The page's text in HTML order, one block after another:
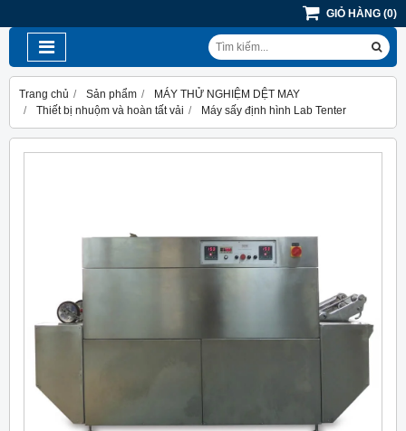
GIỎ HÀNG (0)
Trang chủ Sản phẩm
MÁY THỬ NGHIỆM DỆT MAY
Thiết bị nhuộm và hoàn tất vải
Máy sấy định hình Lab Tenter